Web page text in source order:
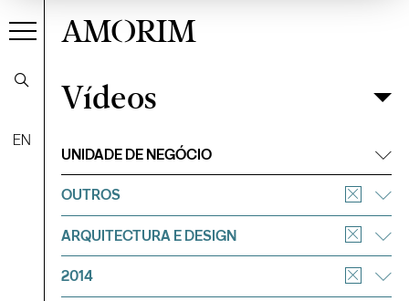
EN
AMORIM
VídeosFiltrar
Vídeos
UNIDADE DE NEGÓCIO
OUTROS
ARQUITECTURA E DESIGN
2014